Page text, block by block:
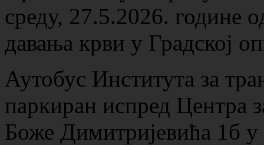
среду, 27.5.2026. године
давања крви у Градској
Аутобус Института за
паркиран испред Центра
Боже Димитријевића 1б